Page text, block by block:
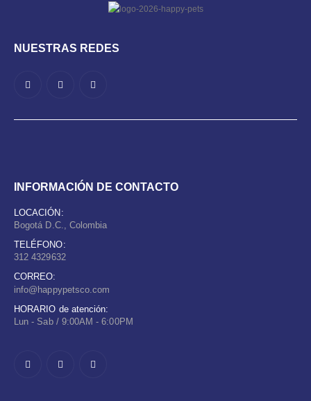
NUESTRAS REDES
INFORMACIÓN DE CONTACTO
LOCACIÓN:
Bogotá D.C., Colombia
TELÉFONO:
312 4329632
CORREO:
info@happypetsco.com
HORARIO de atención:
Lun - Sab / 9:00AM - 6:00PM